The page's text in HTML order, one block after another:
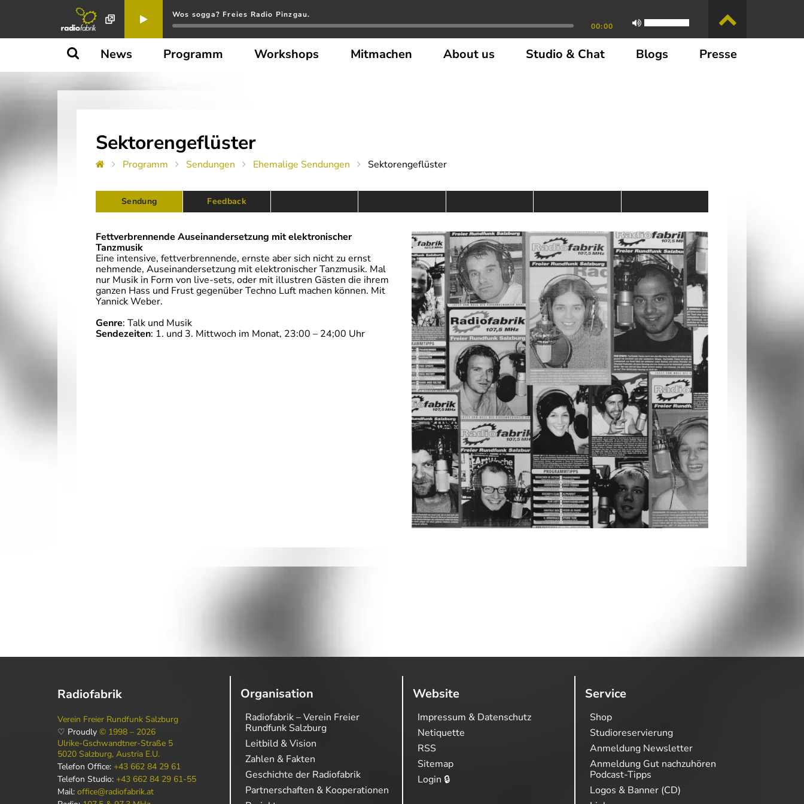
Wos sogga? Freies Radio Pinzgau.
00:00
News Programm Workshops Mitmachen About us Studio & Chat Blogs Presse
Sektorengeflüster
Programm Sendungen Ehemalige Sendungen Sektorengeflüster
Sendung Feedback
Fettverbrennende Auseinandersetzung mit elektronischer
Tanzmusik
Eine intensive, fettverbrennende, ernste aber sich nicht zu ernst
nehmende, Auseinandersetzung mit elektronischer Tanzmusik. Mal
nur Musik in Form von live-sets, oder mit illustren Gästen die ihrem
ganzen Hass und Frust gegenüber Techno Luft machen können. Mit
Yannick Weber.
Genre: Talk und Musik
Sendezeiten: 1. und 3. Mittwoch im Monat, 23:00 – 24;00 Uhr
Radiofabrik
Verein Freier Rundfunk Salzburg
♡ Proudly © 1998 – 2026
Ulrike-Gschwandtner-Straße 5
5020 Salzburg, Austria E.U.
Telefon Office: +43 662 84 29 61
Telefon Studio: +43 662 84 29 61-55
Mail: office@radiofabrik.at
Organisation
Radiofabrik – Verein Freier
Rundfunk Salzburg
Leitbild & Vision
Zahlen & Fakten
Geschichte der Radiofabrik
Partnerschaften & Kooperationen
Website
Impressum & Datenschutz
Netiquette
RSS
Sitemap
Login 🔒
Service
Shop
Studioreservierung
Anmeldung Newsletter
Anmeldung Gut nachzuhören
Podcast-Tipps
Logos & Banner (CD)